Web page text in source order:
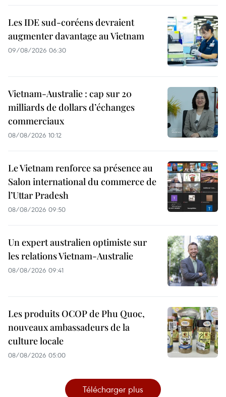
Les IDE sud-coréens devraient
augmenter davantage au Vietnam
09/08/2026 06:30
Vietnam-Australie : cap sur 20
milliards de dollars d’échanges
commerciaux
08/08/2026 10:12
Le Vietnam renforce sa présence au
Salon international du commerce de
l’Uttar Pradesh
08/08/2026 09:50
Un expert australien optimiste sur
les relations Vietnam-Australie
08/08/2026 09:41
Les produits OCOP de Phu Quoc,
nouveaux ambassadeurs de la
culture locale
08/08/2026 05:00
Télécharger plus